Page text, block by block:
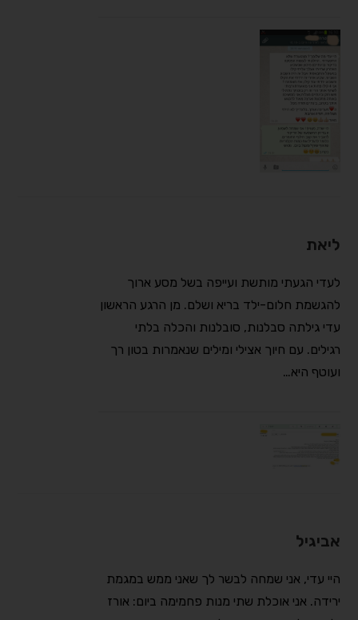
ליאת
לעדי הגעתי מותשת ועייפה בשל מסע ארוך
להגשמת חלום-ילד בריא ושלם. מן הרגע הראשון
עדי גילתה סבלנות, סובלנות והכלה בלתי
רגילים. עם חיוך אצילי ומילים שנאמרות בטון רך
ועוטף היא…
אביגיל
היי עדי, אני שמחה לבשר לך שאני ממש במגמת
ירידה. אני אוכלת שתי מנות פחמימה ביום: אורז